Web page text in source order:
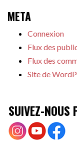
META
Connexion
Flux des
Flux des
Site de
SUIVEZ-NOUS